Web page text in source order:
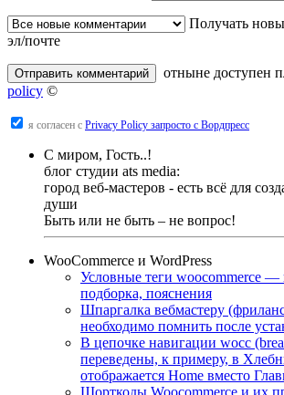
Получать
эл/почте
отныне доступен
policy ©
я согласен с Privacy Policy запросто с Вордпресс
С миром, Гость..!
блог студии ats media:
город веб-мастеров - есть всё для
души
Быть или не быть – не вопрос!
WooCommerce и WordPress
Условные теги woocommerce —
подборка, пояснения
Шпаргалка вебмастеру
необходимо помнить после
В цепочке навигации wocc
переведены, к примеру, в
отображается Home вместо